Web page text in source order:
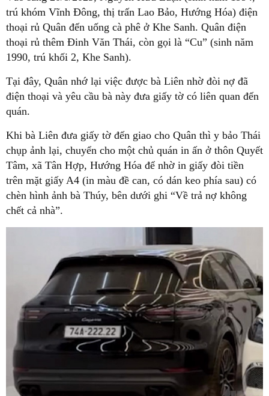
trú khóm Vĩnh Đông, thị trấn Lao Bảo, Hướng Hóa) điện
thoại rủ Quân đến uống cà phê ở Khe Sanh. Quân điện
thoại rủ thêm Đinh Văn Thái, còn gọi là “Cu” (sinh năm
1990, trú khối 2, Khe Sanh).
Tại đây, Quân nhớ lại việc được bà Liên nhờ đòi nợ đã
điện thoại và yêu cầu bà này đưa giấy tờ có liên quan đến
quán.
Khi bà Liên đưa giấy tờ đến giao cho Quân thì y bảo Thái
chụp ảnh lại, chuyển cho một chủ quán in ấn ở thôn Quyết
Tâm, xã Tân Hợp, Hướng Hóa để nhờ in giấy đòi tiền
trên mặt giấy A4 (in màu đề can, có dán keo phía sau) có
chèn hình ảnh bà Thúy, bên dưới ghi “Về trả nợ không
chết cả nhà”.